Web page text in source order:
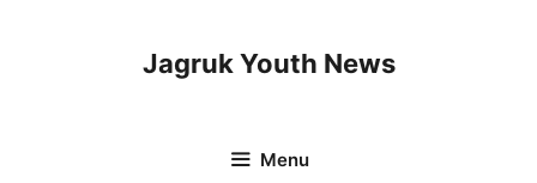
Jagruk Youth News
Menu